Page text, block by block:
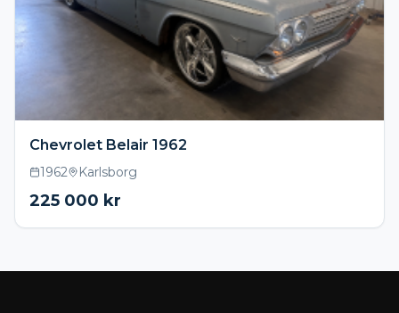
Chevrolet Belair 1962
1962 Karlsborg
225 000 kr